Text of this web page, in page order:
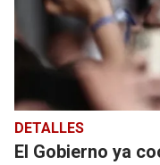
DETALLES
El Gobierno ya